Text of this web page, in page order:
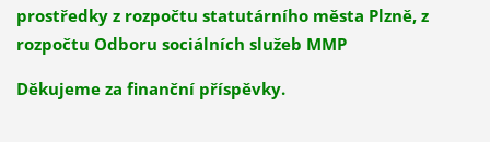
prostředky z rozpočtu statutárního města Plzně, z
rozpočtu Odboru sociálních služeb MMP
Děkujeme za finanční příspěvky.